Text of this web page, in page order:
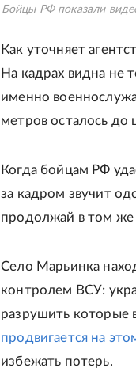
Бойцы РФ показали
Как уточняет
На кадрах видна не
именно
метров осталось до
Когда бойцам РФ
за кадром звучит
продолжай в том же
Село Марьинка
контролем ВСУ:
разрушить
продвигается на
избежать потерь.